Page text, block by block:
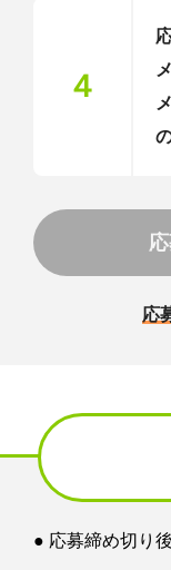
４
応
● 応募締め切り